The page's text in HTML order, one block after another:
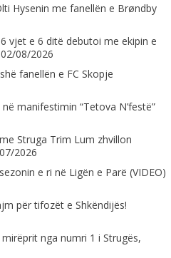
Hysenin me fanellën e Brøndby
vjet e 6 ditë debutoi me ekipin e
02/08/2026
fanellën e FC Skopje
manifestimin “Tetova N’festë”
Struga Trim Lum zhvillon
2026
e ri në Ligën e Parë (VIDEO)
për tifozët e Shkëndijës!
nga numri 1 i Strugës,